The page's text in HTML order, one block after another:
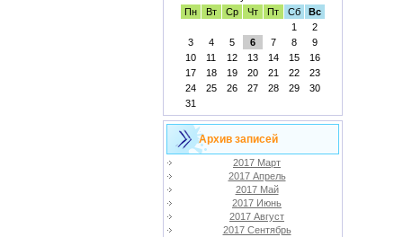
Пн
Вт Ср Чт Пт Сб
Вс
1
2
3
4 5 6 7 8
9
10
11 12 13 14 15
16
17
18 19 20 21 22
23
24
25 26 27 28 29
30
31
Архив записей
2017 Март
2017 Апрель
2017 Май
2017 Июнь
2017 Август
2017 Сентябрь